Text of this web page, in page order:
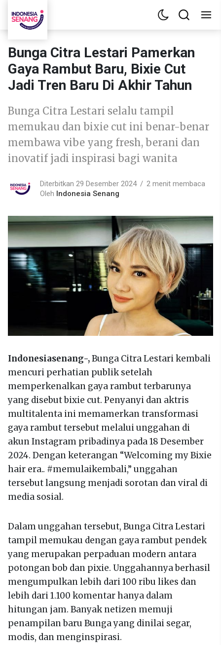
Bunga Citra Lestari Pamerkan
Gaya Rambut Baru, Bixie Cut
Jadi Tren Baru Di Akhir Tahun
Bunga Citra Lestari selalu tampil
memukau dan bixie cut ini benar-benar
membawa vibe yang fresh, berani dan
inovatif jadi inspirasi bagi wanita
Diterbitkan 29 Desember 2024
2 menit membaca
Oleh Indonesia Senang
Indonesiasenang-,Bunga Citra Lestari kembali
mencuri perhatian publik setelah
memperkenalkan gaya rambut terbarunya
yang disebut bixie cut. Penyanyi dan aktris
multitalenta ini memamerkan transformasi
gaya rambut tersebut melalui unggahan di
akun Instagram pribadinya pada 18 Desember
2024. Dengan keterangan “Welcoming my Bixie
hair era.. #memulaikembali,” unggahan
tersebut langsung menjadi sorotan dan viral di
media sosial.
Dalam unggahan tersebut, Bunga Citra Lestari
tampil memukau dengan gaya rambut pendek
yang merupakan perpaduan modern antara
potongan bob dan pixie. Unggahannya berhasil
mengumpulkan lebih dari 100 ribu likes dan
lebih dari 1.100 komentar hanya dalam
hitungan jam. Banyak netizen memuji
penampilan baru Bunga yang dinilai segar,
modis, dan menginspirasi.